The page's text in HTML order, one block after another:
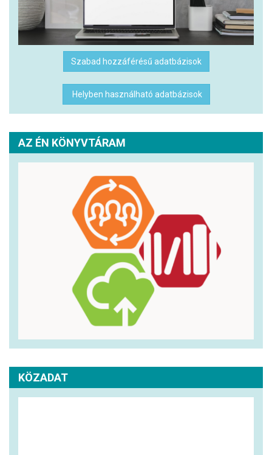
Szabad hozzáférésű adatbázisok
Helyben használható adatbázisok
AZ ÉN KÖNYVTÁRAM
KÖZADAT